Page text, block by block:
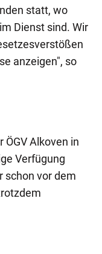
statt, wo
Dienst sind. Wir
anzeigen", so
ÖGV Alkoven in
Verfügung
schon vor dem